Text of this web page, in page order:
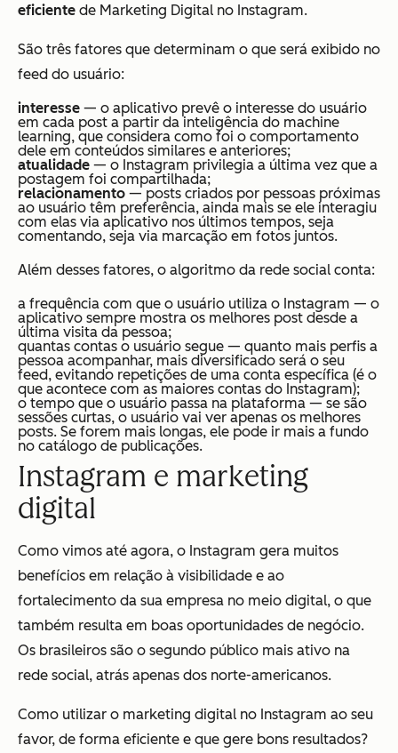
eficiente de Marketing Digital no Instagram.
São três fatores que determinam o que será exibido no
feed do usuário:
interesse — o aplicativo prevê o interesse do usuário
em cada post a partir da inteligência do machine
learning, que considera como foi o comportamento
dele em conteúdos similares e anteriores;
atualidade — o Instagram privilegia a última vez que a
postagem foi compartilhada;
relacionamento — posts criados por pessoas próximas
ao usuário têm preferência, ainda mais se ele interagiu
com elas via aplicativo nos últimos tempos, seja
comentando, seja via marcação em fotos juntos.
Além desses fatores, o algoritmo da rede social conta:
a frequência com que o usuário utiliza o Instagram — o
aplicativo sempre mostra os melhores post desde a
última visita da pessoa;
quantas contas o usuário segue — quanto mais perfis a
pessoa acompanhar, mais diversificado será o seu
feed, evitando repetições de uma conta específica (é o
que acontece com as maiores contas do Instagram);
o tempo que o usuário passa na plataforma — se são
sessões curtas, o usuário vai ver apenas os melhores
posts. Se forem mais longas, ele pode ir mais a fundo
no catálogo de publicações.
Instagram e marketing
digital
Como vimos até agora, o Instagram gera muitos
benefícios em relação à visibilidade e ao
fortalecimento da sua empresa no meio digital, o que
também resulta em boas oportunidades de negócio.
Os brasileiros são o segundo público mais ativo na
rede social, atrás apenas dos norte-americanos.
Como utilizar o marketing digital no Instagram ao seu
favor, de forma eficiente e que gere bons resultados?